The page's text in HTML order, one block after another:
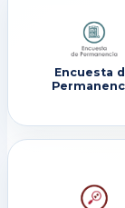
Encuesta